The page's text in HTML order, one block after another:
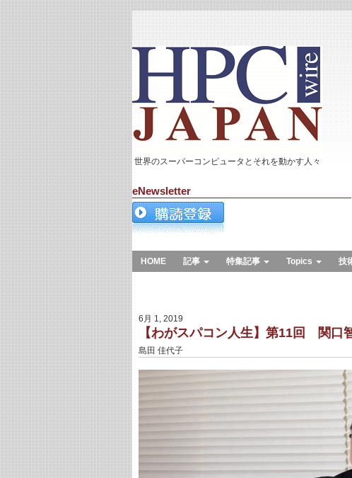
世界のスーパーコンピュータとそれを動かす人々
eNewsletter
HOME 記事 特集記事 Topics 技
6月 1, 2019
【わがスパコン人生】第11回 関口
島田 佳代子